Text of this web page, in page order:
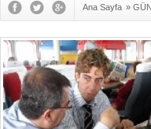
Ana Sayfa »